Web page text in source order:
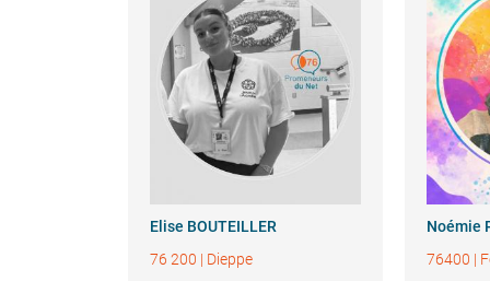
Elise BOUTEILLER
76 200 | Dieppe
Noémie
76400 |